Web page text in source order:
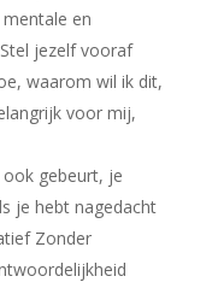
en
jezelf vooraf
waarom wil ik dit,
voor mij,
ook gebeurt, je
je hebt nagedacht
Zonder